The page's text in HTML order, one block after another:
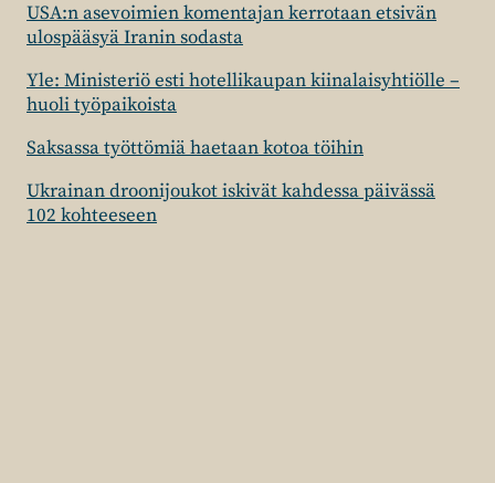
USA:n asevoimien komentajan kerrotaan etsivän
ulospääsyä Iranin sodasta
Yle: Ministeriö esti hotellikaupan kiinalaisyhtiölle –
huoli työpaikoista
Saksassa työttömiä haetaan kotoa töihin
Ukrainan droonijoukot iskivät kahdessa päivässä
102 kohteeseen